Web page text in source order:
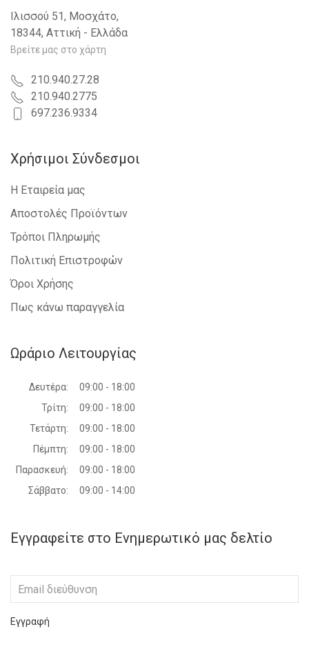
Ιλισσού 51, Μοσχάτο,
18344, Αττική - Ελλάδα
Βρείτε μας στο χάρτη
210.940.27.28
210.940.2775
697.236.9334
Χρήσιμοι Σύνδεσμοι
Η Εταιρεία μας
Αποστολές Προϊόντων
Τρόποι Πληρωμής
Πολιτική Επιστροφών
Όροι Χρήσης
Πως κάνω παραγγελία
Ωράριο Λειτουργίας
Δευτέρα:
09:00 - 18:00
Τρίτη:
09:00 - 18:00
Τετάρτη:
09:00 - 18:00
Πέμπτη:
09:00 - 18:00
Παρασκευή:
09:00 - 18:00
Σάββατο:
09:00 - 14:00
Εγγραφείτε στο Ενημερωτικό μας δελτίο
Εγγραφή